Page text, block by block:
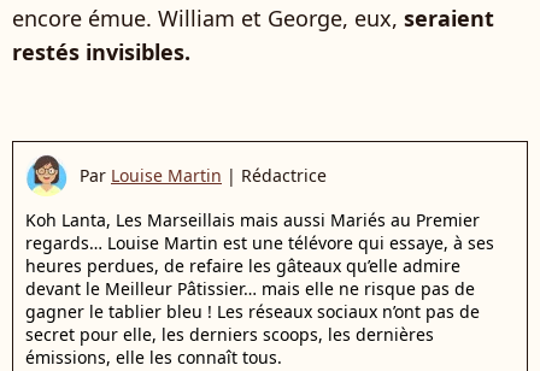
encore émue. William et George, eux, seraient
restés invisibles.
Par Louise Martin | Rédactrice
Koh Lanta, Les Marseillais mais aussi Mariés au Premier
regards… Louise Martin est une télévore qui essaye, à ses
heures perdues, de refaire les gâteaux qu’elle admire
devant le Meilleur Pâtissier… mais elle ne risque pas de
gagner le tablier bleu ! Les réseaux sociaux n’ont pas de
secret pour elle, les derniers scoops, les dernières
émissions, elle les connaît tous.